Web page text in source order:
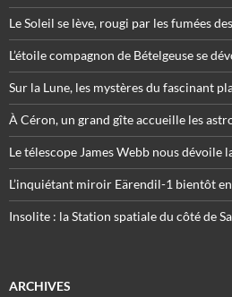
Le Soleil se lève, rougi par les fumées
L’étoile compagnon de Bételgeuse se
Sur la Lune, les mystères du fascinant
À Céron, un grand gîte accueille les
Le télescope James Webb nous dévoile
L’inquiétant miroir Eärendil-1 bientôt
Insolite : la Station spatiale du côté de
ARCHIVES